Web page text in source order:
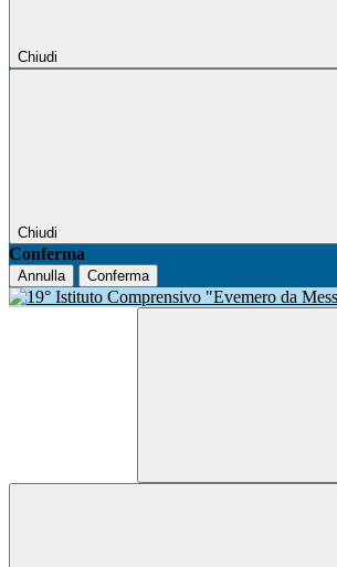
Chiudi
Chiudi
Conferma
Annulla Conferma